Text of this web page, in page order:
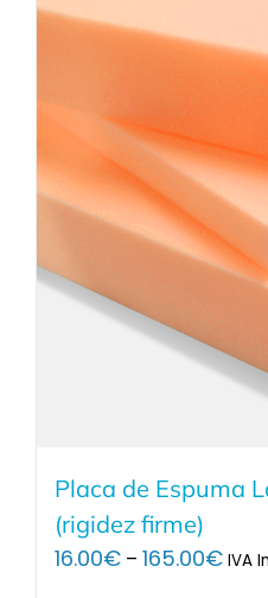
Placa de Espuma
(rigidez firme)
16.00€ – 165.00€Price
IVA